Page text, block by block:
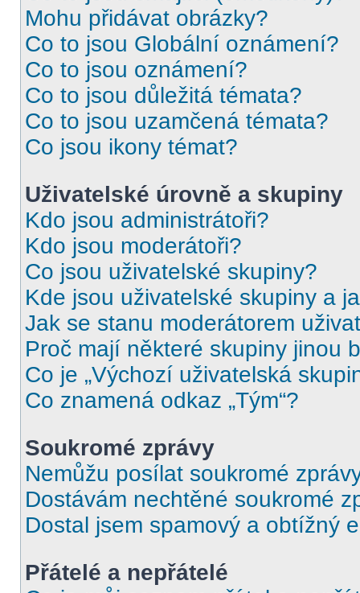
Mohu přidávat obrázky?
Co to jsou Globální oznámení?
Co to jsou oznámení?
Co to jsou důležitá témata?
Co to jsou uzamčená témata?
Co jsou ikony témat?
Uživatelské úrovně a skupiny
Kdo jsou administrátoři?
Kdo jsou moderátoři?
Co jsou uživatelské skupiny?
Kde jsou uživatelské skupiny a
Jak se stanu moderátorem
Proč mají některé skupiny jinou
Co je „Výchozí uživatelská
Co znamená odkaz „Tým“?
Soukromé zprávy
Nemůžu posílat soukromé
Dostávám nechtěné soukromé
Dostal jsem spamový a obtížný
Přátelé a nepřátelé